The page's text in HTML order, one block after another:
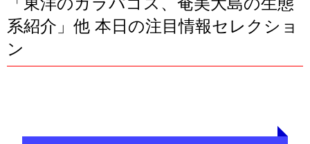
系紹介」他 本日の注目情報セレクショ
ン